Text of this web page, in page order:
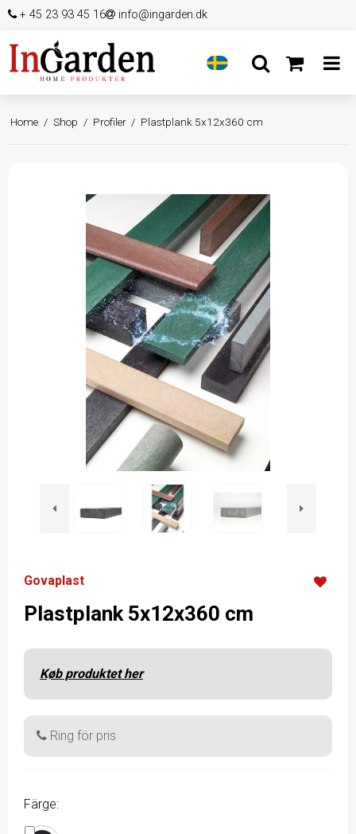
+ 45 23 93 45 16 info@ingarden.dk
Home / Shop / Profiler / Plastplank 5x12x360 cm
Govaplast
Plastplank 5x12x360 cm
Køb produktet her
Ring för pris
Färge: